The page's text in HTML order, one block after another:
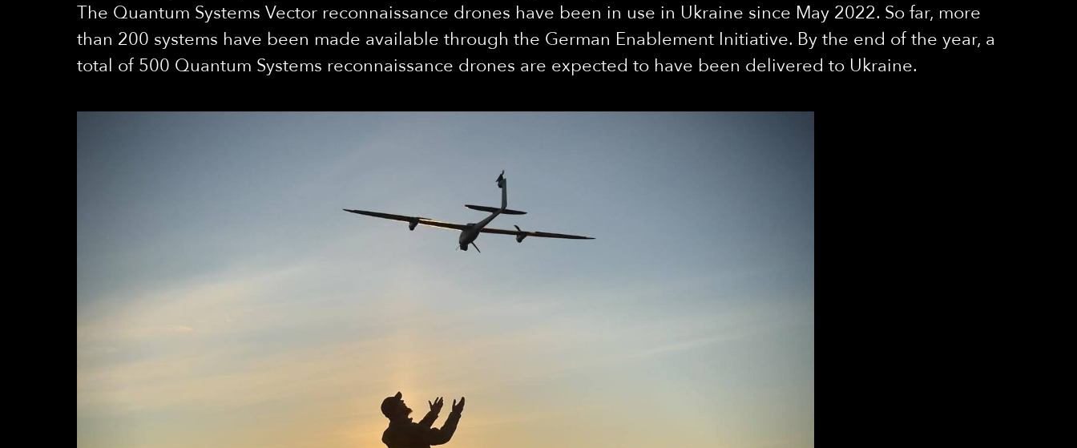
The Quantum Systems Vector reconnaissance drones have been in use in Ukraine since May 2022. So far, more
than 200 systems have been made available through the German Enablement Initiative. By the end of the year, a
total of 500 Quantum Systems reconnaissance drones are expected to have been delivered to Ukraine.